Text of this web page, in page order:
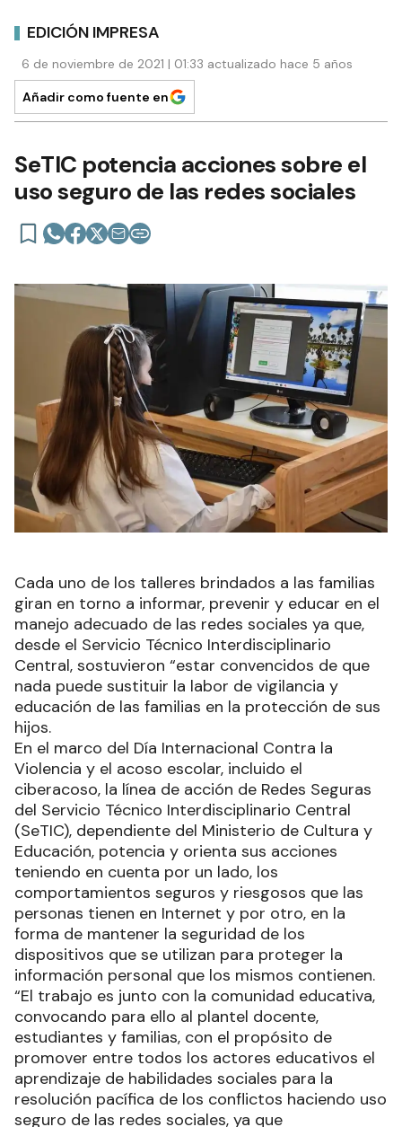
EDICIÓN IMPRESA
6 de noviembre de 2021 | 01:33 actualizado hace 5 años
Añadir como fuente en
SeTIC potencia acciones sobre el
uso seguro de las redes sociales
Cada uno de los talleres brindados a las familias
giran en torno a informar, prevenir y educar en el
manejo adecuado de las redes sociales ya que,
desde el Servicio Técnico Interdisciplinario
Central, sostuvieron “estar convencidos de que
nada puede sustituir la labor de vigilancia y
educación de las familias en la protección de sus
hijos.
En el marco del Día Internacional Contra la
Violencia y el acoso escolar, incluido el
ciberacoso, la línea de acción de Redes Seguras
del Servicio Técnico Interdisciplinario Central
(SeTIC), dependiente del Ministerio de Cultura y
Educación, potencia y orienta sus acciones
teniendo en cuenta por un lado, los
comportamientos seguros y riesgosos que las
personas tienen en Internet y por otro, en la
forma de mantener la seguridad de los
dispositivos que se utilizan para proteger la
información personal que los mismos contienen.
“El trabajo es junto con la comunidad educativa,
convocando para ello al plantel docente,
estudiantes y familias, con el propósito de
promover entre todos los actores educativos el
aprendizaje de habilidades sociales para la
resolución pacífica de los conflictos haciendo uso
seguro de las redes sociales, ya que